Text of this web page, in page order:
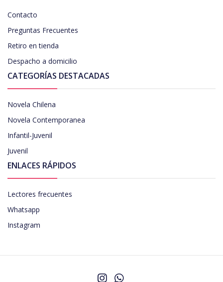
Contacto
Preguntas Frecuentes
Retiro en tienda
Despacho a domicilio
CATEGORÍAS DESTACADAS
Novela Chilena
Novela Contemporanea
Infantil-Juvenil
Juvenil
ENLACES RÁPIDOS
Lectores frecuentes
Whatsapp
Instagram